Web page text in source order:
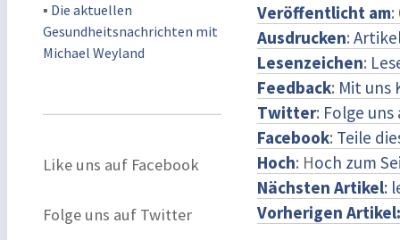
▪ Die aktuellen
Gesundheitsnachrichten mit
Michael Weyland
Like uns auf Facebook
Folge uns auf Twitter
Veröffentlicht am:
Ausdrucken:
Lesenzeichen:
Feedback: Mit uns
Twitter: Folge
Facebook: Teile
Hoch: Hoch zum
Nächsten Artikel:
Vorherigen